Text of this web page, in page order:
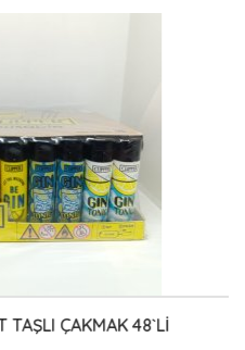
ÇAKMAK 48`Lİ